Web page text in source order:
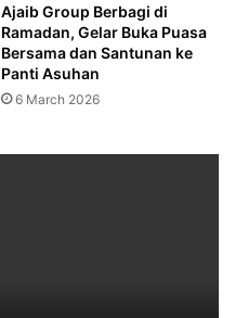
‎Ajaib Group Berbagi di
Ramadan, Gelar Buka Puasa
Bersama dan Santunan ke
Panti Asuhan
6 March 2026